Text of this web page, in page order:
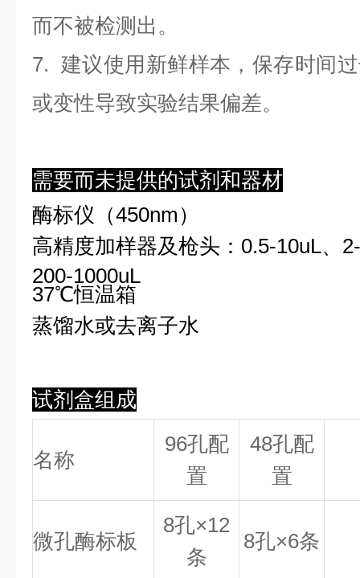
而不被检测出。
7. 建议使用新鲜样本，保存时间
或变性导致实验结果偏差。
需要而未提供的试剂和器材
酶标仪（450nm）
高精度加样器及枪头：0.5-10uL、
200-1000uL
37℃恒温箱
蒸馏水或去离子水
试剂盒组成
名称
96孔配
置
48孔配
置
微孔酶标板
8孔×12
条
8孔×6条